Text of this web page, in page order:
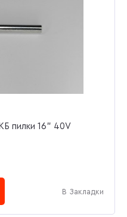
пилки 16" 40V
В Закладки